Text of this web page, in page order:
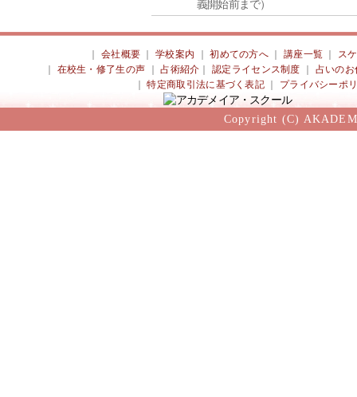
義開始前まで）
会社概要 ｜学校案内 ｜初めての方へ 講座一覧
ス
在校生・修了生の声 ｜占術紹介 ｜認定ライセンス制度
占いのお
｜特定商取引法に基づく表記 プライバシーポ
Copyright (C)